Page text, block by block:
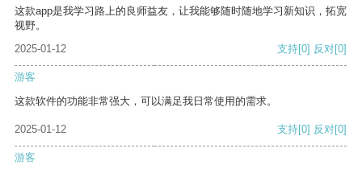
这款app是我学习路上的良师益友，让我能够随时随地学习新知识，拓宽
视野。
2025-01-12
支持[0] 反对[0]
游客
这款软件的功能非常强大，可以满足我日常使用的需求。
2025-01-12 支持[0] 反对[0]
游客